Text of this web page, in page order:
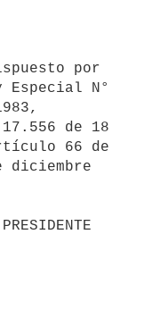
por
N°
de 18
66 de
diciembre